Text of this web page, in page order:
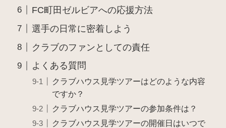
FC町田ゼルビアへの応援方法
選手の日常に密着しよう
クラブのファンとしての責任
よくある質問
クラブハウス見学ツアーはどのような内容
ですか？
クラブハウス見学ツアーの参加条件は？
クラブハウス見学ツアーの開催日はいつで